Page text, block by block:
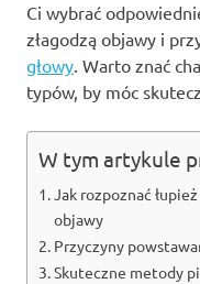
Ci wybrać
złagodzą objawy i
głowy. Warto znać
typów, by móc
W tym artykule
Jak rozpoznać
objawy
Przyczyny
Skuteczne metody